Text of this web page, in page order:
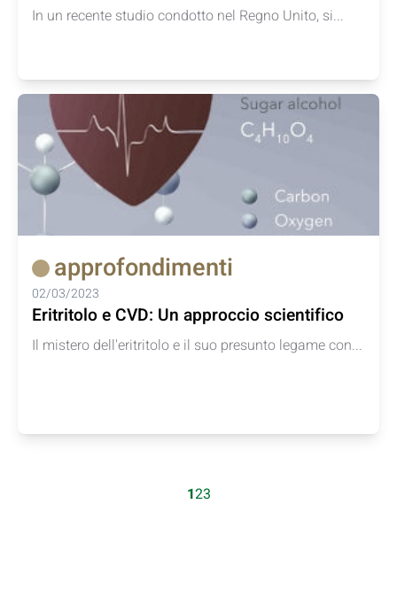
In un recente studio condotto nel Regno Unito, si...
approfondimenti
02/03/2023
Eritritolo e CVD: Un approccio scientifico
Il mistero dell'eritritolo e il suo presunto legame con...
123